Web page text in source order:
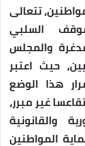
تتعالى
السلبي
والمجلس
حيث اعتبر
هذا الوضع
غير مبرر،
والقانونية
المواطنين